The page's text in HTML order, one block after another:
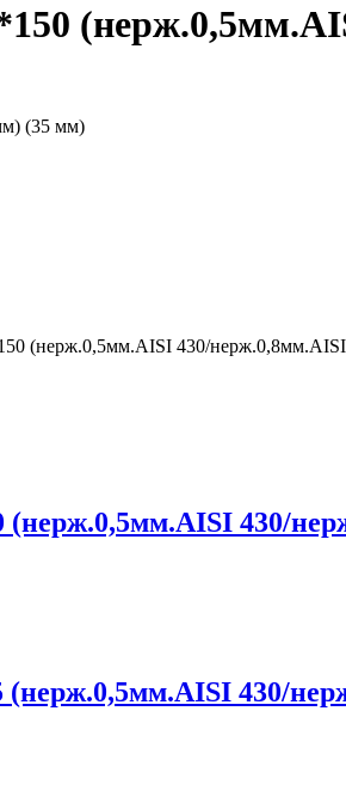
(35 мм)
(нерж.0,5мм.AISI 430/
(нерж.0,5мм.AISI 430/
(нерж.0,5мм.AISI 430/